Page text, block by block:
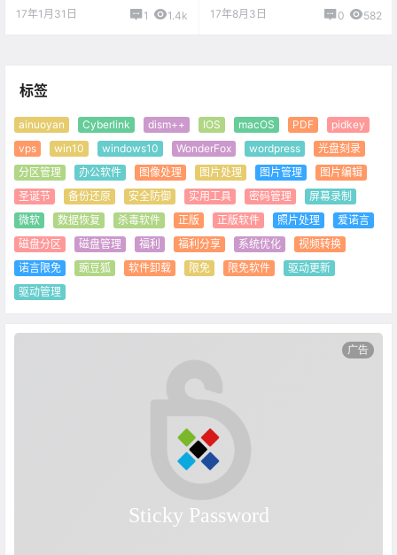
17年1月31日 1 1.4k 17年8月3日 0 582
标签
ainuoyan Cyberlink dism++ IOS macOS PDF
pidkey
vps
win10 windows10 WonderFox wordpress
光盘刻录
分区管理
办公软件 图像处理 图片处理 图片管理
图片编辑
圣诞节
备份还原 安全防御 实用工具 密码管理
屏幕录制
微软
数据恢复 杀毒软件 正版 正版软件 照片处理
爱诺言
磁盘分区
磁盘管理 福利 福利分享 系统优化
视频转换
诺言限免
豌豆狐 软件卸载 限免 限免软件
驱动更新
驱动管理